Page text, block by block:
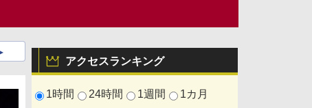
アクセスランキング
1時間 24時間 1週間 1カ月